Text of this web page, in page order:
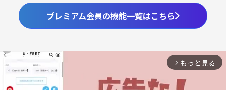
プレミアム会員の機能一覧はこちら
arrow_forward_ios もっと見る